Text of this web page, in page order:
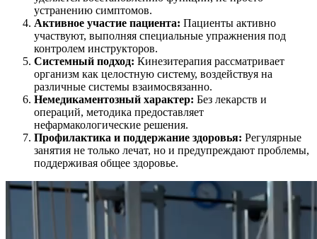
устранению симптомов.
Активное участие пациента: Пациенты активно
участвуют, выполняя специальные упражнения под
контролем инструкторов.
Системный подход: Кинезитерапия рассматривает
организм как целостную систему, воздействуя на
различные системы взаимосвязанно.
Немедикаментозный характер: Без лекарств и
операций, методика предоставляет
нефармакологические решения.
Профилактика и поддержание здоровья: Регулярные
занятия не только лечат, но и предупреждают проблемы,
поддерживая общее здоровье.